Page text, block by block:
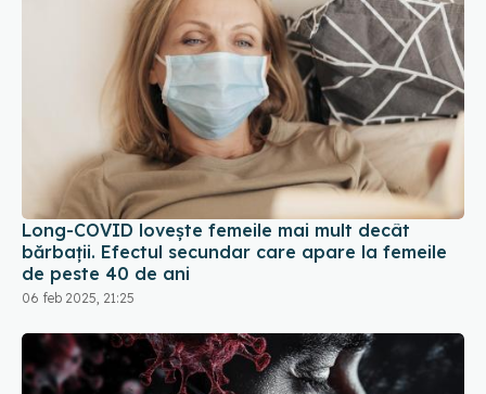
Long-COVID lovește femeile mai mult decât
bărbații. Efectul secundar care apare la femeile
de peste 40 de ani
06 feb 2025, 21:25